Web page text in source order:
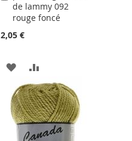
de lammy 092
rouge foncé
2,05 €
au
panier
AJOUTER
À
LA
LISTE
AU
COMPARATEUR